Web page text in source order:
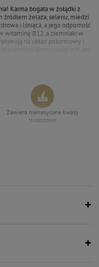
Karma bogata w żołądki z
źródłem żelaza, selenu, miedzi
i lśniąca, a jego odporność
witaminę B12, a ziemniaki w
na układ pokarmowy i
Zawiera nienasycone kwasy
tłuszczowe